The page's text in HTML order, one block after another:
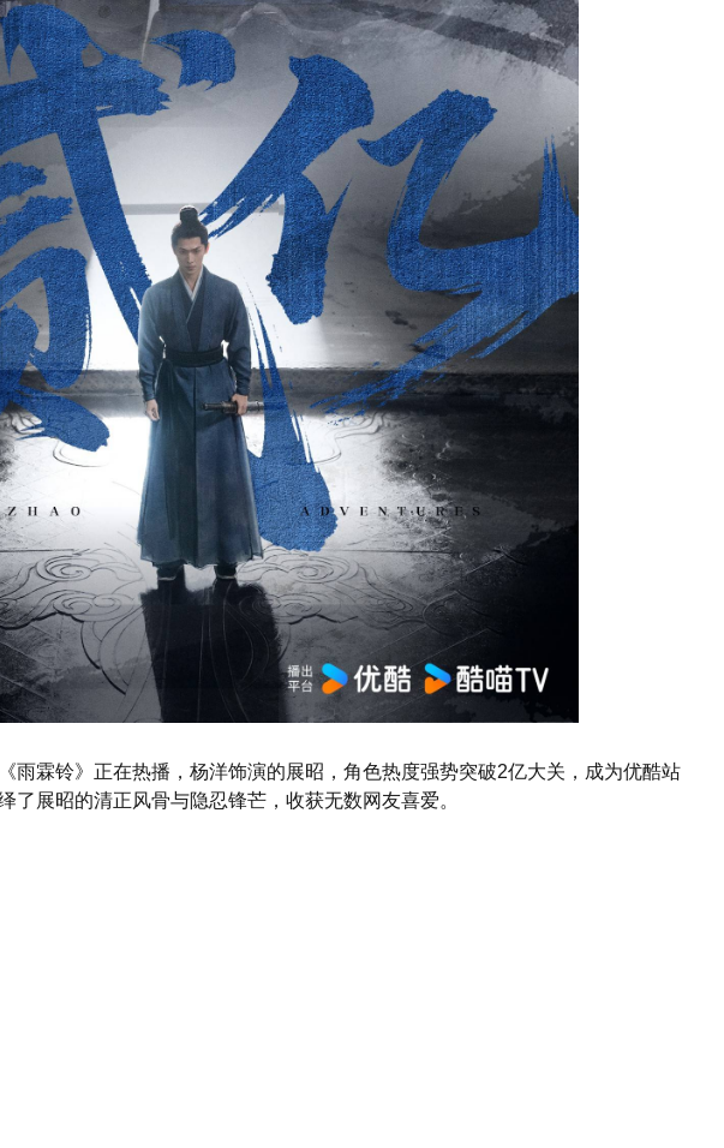
雨霖铃》正在热播，杨洋饰演的展昭，角色热度强势突破2亿大关，成为优酷站
了展昭的清正风骨与隐忍锋芒，收获无数网友喜爱。